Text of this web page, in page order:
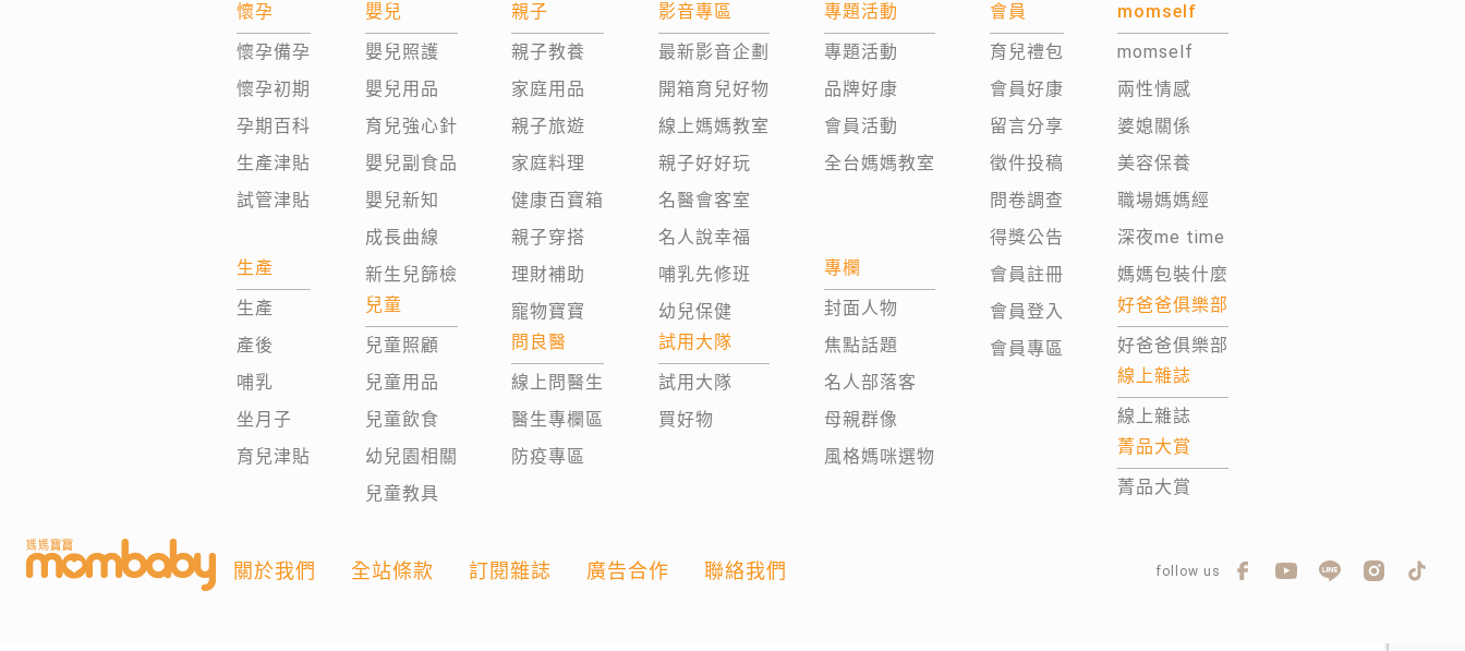
懷孕
懷孕備孕
懷孕初期
孕期百科
生產津貼
試管津貼
生產
生產
產後
哺乳
坐月子
育兒津貼
嬰兒
嬰兒照護
嬰兒用品
育兒強心針
嬰兒副食品
嬰兒新知
成長曲線
新生兒篩檢
兒童
兒童照顧
兒童用品
兒童飲食
幼兒園相關
兒童教具
親子
親子教養
家庭用品
親子旅遊
家庭料理
健康百寶箱
親子穿搭
理財補助
寵物寶寶
問良醫
線上問醫生
醫生專欄區
防疫專區
影音專區
最新影音企劃
開箱育兒好物
線上媽媽教室
親子好好玩
名醫會客室
名人說幸福
哺乳先修班
幼兒保健
試用大隊
試用大隊
買好物
專題活動
專題活動
品牌好康
會員活動
全台媽媽教室
專欄
封面人物
焦點話題
名人部落客
母親群像
風格媽咪選物
會員
育兒禮包
會員好康
留言分享
徵件投稿
問卷調查
得獎公告
會員註冊
會員登入
會員專區
momself
momself
兩性情感
婆媳關係
美容保養
職場媽媽經
深夜me time
媽媽包裝什麼
好爸爸俱樂部
好爸爸俱樂部
線上雜誌
線上雜誌
菁品大賞
菁品大賞
關於我們 全站條款 訂閱雜誌 廣告合作 聯絡我們 follow us